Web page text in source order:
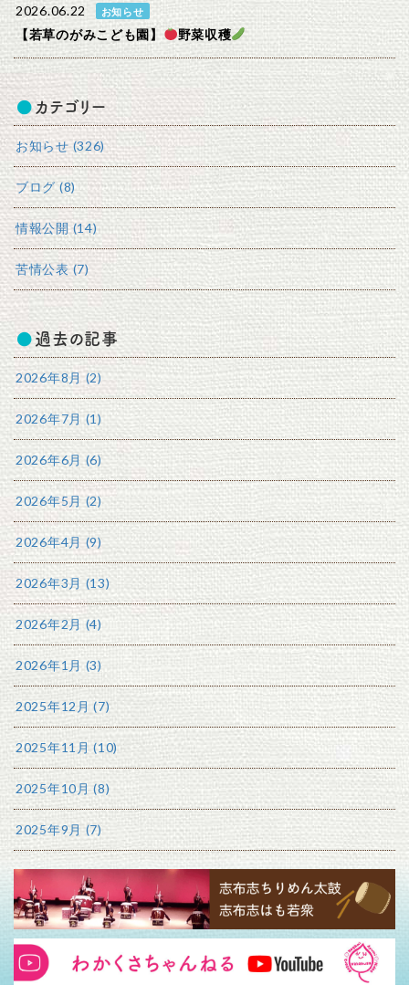
2026.06.22 お知らせ
【若草のがみこども園】 野菜収穫
カテゴリー
お知らせ (326)
ブログ (8)
情報公開 (14)
苦情公表 (7)
過去の記事
2026年8月 (2)
2026年7月 (1)
2026年6月 (6)
2026年5月 (2)
2026年4月 (9)
2026年3月 (13)
2026年2月 (4)
2026年1月 (3)
2025年12月 (7)
2025年11月 (10)
2025年10月 (8)
2025年9月 (7)